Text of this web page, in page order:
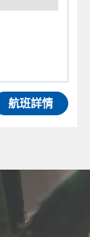
航班詳情